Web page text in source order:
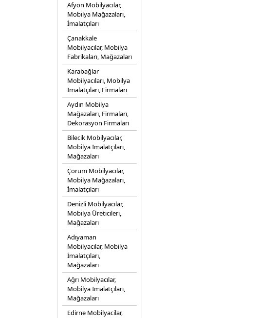
Afyon Mobilyacılar,
Mobilya Mağazaları,
İmalatçıları
Çanakkale
Mobilyacılar, Mobilya
Fabrikaları, Mağazaları
Karabağlar
Mobilyacıları, Mobilya
İmalatçıları, Firmaları
Aydın Mobilya
Mağazaları, Firmaları,
Dekorasyon Firmaları
Bilecik Mobilyacılar,
Mobilya İmalatçıları,
Mağazaları
Çorum Mobilyacılar,
Mobilya Mağazaları,
İmalatçıları
Denizli Mobilyacılar,
Mobilya Üreticileri,
Mağazaları
Adıyaman
Mobilyacılar, Mobilya
İmalatçıları,
Mağazaları
Ağrı Mobilyacılar,
Mobilya İmalatçıları,
Mağazaları
Edirne Mobilyacilar,